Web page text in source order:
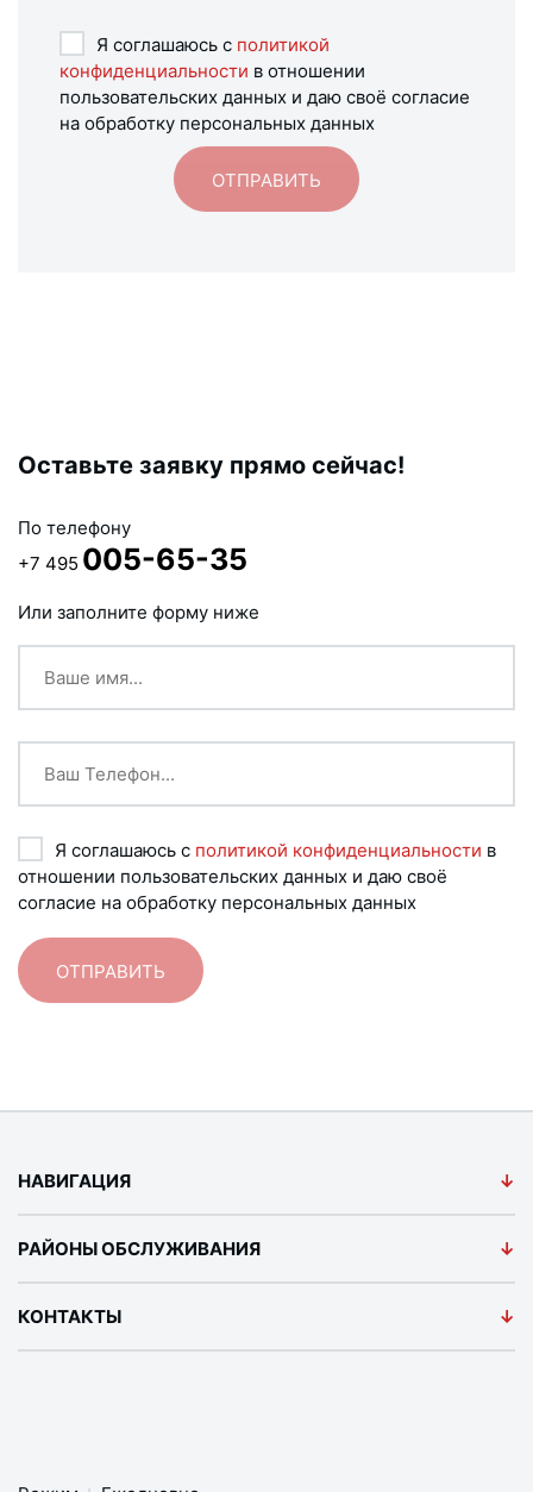
Я соглашаюсь с политикой
конфиденциальности в отношении
пользовательских данных и даю своё согласие
на обработку персональных данных
Оставьте заявку прямо сейчас!
По телефону
+7 495 005-65-35
Или заполните форму ниже
Я соглашаюсь с политикой конфиденциальности в
отношении пользовательских данных и даю своё
согласие на обработку персональных данных
НАВИГАЦИЯ
РАЙОНЫ ОБСЛУЖИВАНИЯ
КОНТАКТЫ